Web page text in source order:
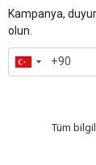
Kampanya,
olun.
Tüm